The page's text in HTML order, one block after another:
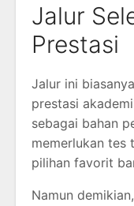
Jalur
Prestasi
Jalur ini
prestasi
sebagai bahan
memerlukan tes
pilihan favorit
Namun